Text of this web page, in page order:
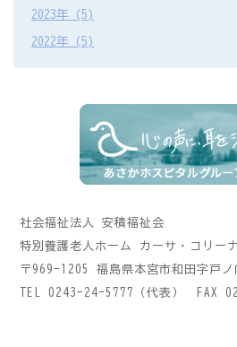
2023年 (5)
2022年 (5)
社会福祉法人 安積福祉会
特別養護老人ホーム カーサ・コリーナ
〒969-1205 福島県本宮市和田字戸ノ
TEL 0243-24-5777（代表） FAX